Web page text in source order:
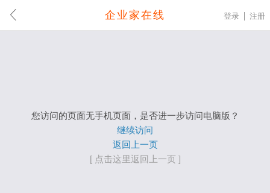
企业家在线 登录 注册
您访问的页面无手机页面，是否进一步访问电脑版？
继续访问
返回上一页
[ 点击这里返回上一页 ]